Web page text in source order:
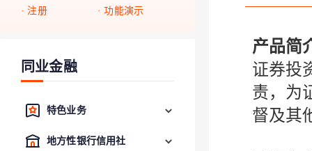
注册 功能演示
同业金融
特色业务
地方性银行信用社
产品简
证券投
责，为
督及其